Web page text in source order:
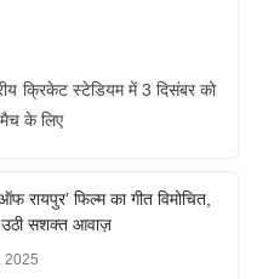
क्रिकेट स्टेडियम में 3 दिसंबर को
मैच के लिए
रायपुर’ फिल्म का गीत विमोचित,
सशक्त आवाज़
2025